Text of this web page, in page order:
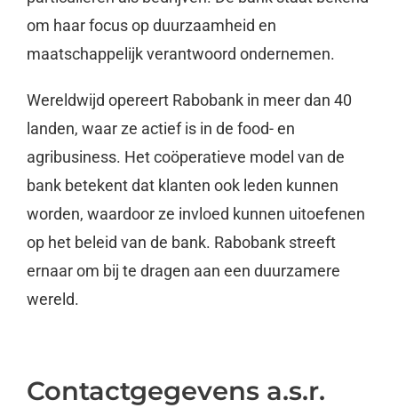
om haar focus op duurzaamheid en
maatschappelijk verantwoord ondernemen.
Wereldwijd opereert Rabobank in meer dan 40
landen, waar ze actief is in de food- en
agribusiness. Het coöperatieve model van de
bank betekent dat klanten ook leden kunnen
worden, waardoor ze invloed kunnen uitoefenen
op het beleid van de bank. Rabobank streeft
ernaar om bij te dragen aan een duurzamere
wereld.
Contactgegevens a.s.r.